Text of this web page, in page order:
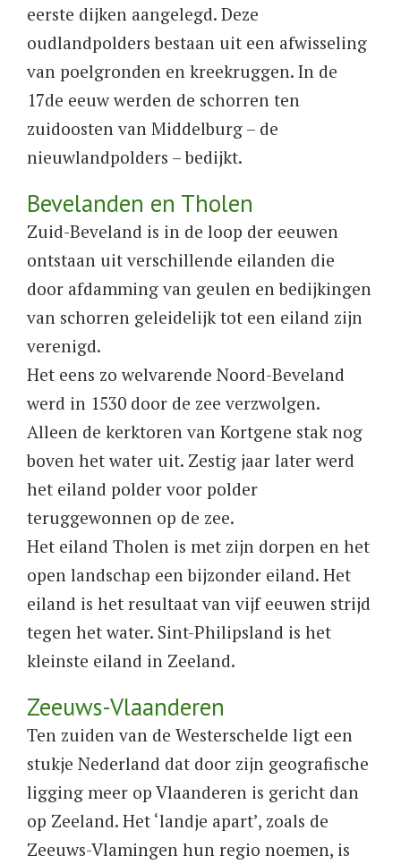
eerste dijken aangelegd. Deze
oudlandpolders bestaan uit een afwisseling
van poelgronden en kreekruggen. In de
17de eeuw werden de schorren ten
zuidoosten van Middelburg – de
nieuwlandpolders – bedijkt.
Bevelanden en Tholen
Zuid-Beveland is in de loop der eeuwen
ontstaan uit verschillende eilanden die
door afdamming van geulen en bedijkingen
van schorren geleidelijk tot een eiland zijn
verenigd.
Het eens zo welvarende Noord-Beveland
werd in 1530 door de zee verzwolgen.
Alleen de kerktoren van Kortgene stak nog
boven het water uit. Zestig jaar later werd
het eiland polder voor polder
teruggewonnen op de zee.
Het eiland Tholen is met zijn dorpen en het
open landschap een bijzonder eiland. Het
eiland is het resultaat van vijf eeuwen strijd
tegen het water. Sint-Philipsland is het
kleinste eiland in Zeeland.
Zeeuws-Vlaanderen
Ten zuiden van de Westerschelde ligt een
stukje Nederland dat door zijn geografische
ligging meer op Vlaanderen is gericht dan
op Zeeland. Het ‘landje apart’, zoals de
Zeeuws-Vlamingen hun regio noemen, is